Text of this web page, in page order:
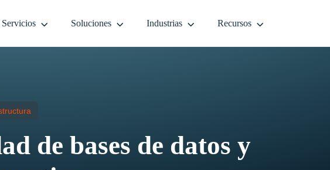
Servicios Soluciones Industrias Recursos
de bases de datos y